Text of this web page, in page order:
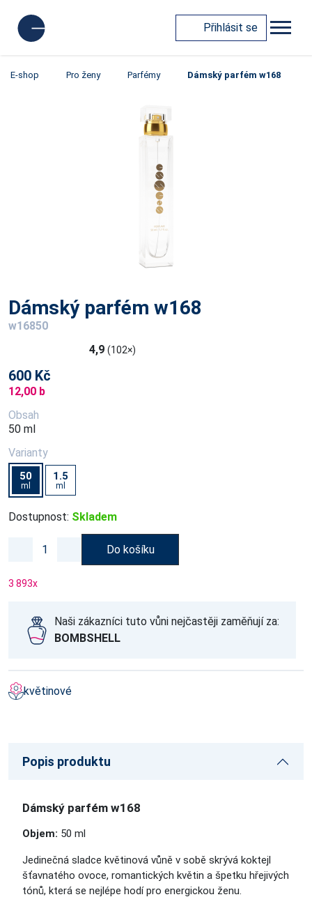
Přihlásit se
E-shop Pro ženy Parfémy Dámský parfém w168
Dámský parfém w168
w16850
4,9 (102×)
600 Kč
12,00 b
Obsah
50 ml
Varianty
50
ml
1.5
ml
Dostupnost: Skladem
Do košíku
3 893x
Naši zákazníci tuto vůni nejčastěji zaměňují za:
BOMBSHELL
květinové
Popis produktu
Dámský parfém w168
Objem: 50 ml
Jedinečná sladce květinová vůně v sobě skrývá koktejl
šťavnatého ovoce, romantických květin a špetku hřejivých
tónů, která se nejlépe hodí pro energickou ženu.